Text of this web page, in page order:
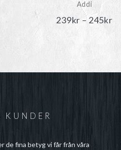
Addi
239kr – 245kr
KUNDER
de fina betyg vi får från våra